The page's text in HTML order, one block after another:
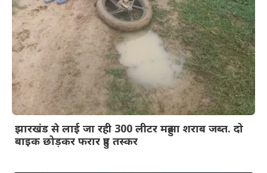
झारखंड से लाई जा रही 300 लीटर महुआ शराब जब्त. दो
बाइक छोड़कर फरार हुए तस्कर